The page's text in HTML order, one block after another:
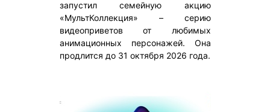
запустил семейную акцию
«МультКоллекция» – серию
видеоприветов от любимых
анимационных персонажей. Она
продлится до 31 октября 2026 года.